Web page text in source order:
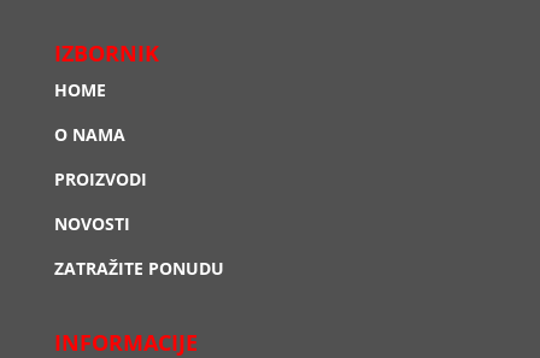
IZBORNIK
HOME
O NAMA
PROIZVODI
NOVOSTI
ZATRAŽITE PONUDU
INFORMACIJE